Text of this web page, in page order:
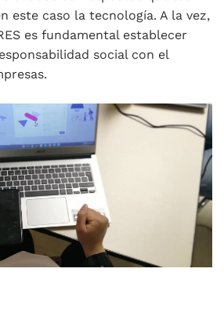
este caso la tecnología. A la vez,
es fundamental establecer
social con el